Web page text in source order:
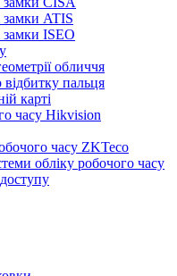
замки ATIS
замки ISEO
обличчя
пальця
карті
часу Hikvision
часу ZKTeco
обліку робочого часу